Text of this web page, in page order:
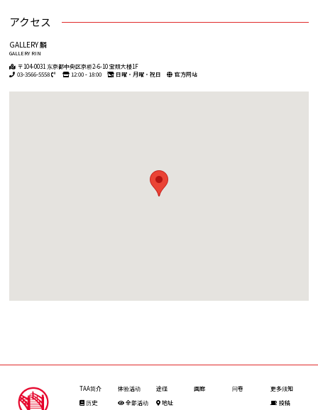
アクセス
GALLERY 麟
GALLERY RIN
〒104-0031 东京都中央区京桥2-6-10 宝照大楼1F
03-3566-5558
12:00 - 18:00 日曜・月曜・祝日 官方网站
TAA简介
历史
体验活动
全部活动
途径
地址
画廊 问卷
更多须知
投稿